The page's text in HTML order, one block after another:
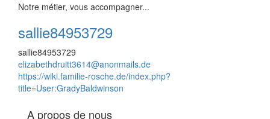
Notre métier, vous accompagner...
sallie84953729
sallie84953729
elizabethdruitt3614@anonmails.de
https://wiki.familie-rosche.de/index.php?
title=User:GradyBaldwinson
A propos de nous